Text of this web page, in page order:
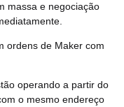
massa e negociação
ordens de Maker com
operando a partir do
o mesmo endereço